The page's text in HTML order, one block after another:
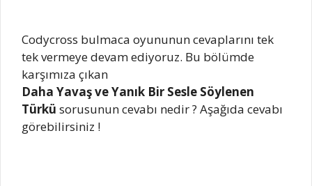
Codycross bulmaca oyununun cevaplarını tek
tek vermeye devam ediyoruz. Bu bölümde
karşımıza çıkan
Daha Yavaş ve Yanık Bir Sesle Söylenen
Türkü sorusunun cevabı nedir ? Aşağıda cevabı
görebilirsiniz !